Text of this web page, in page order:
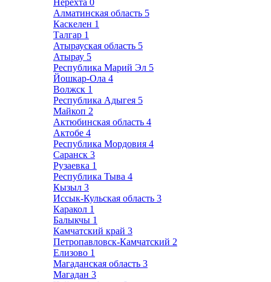
Нерехта 0
Алматинская область 5
Каскелен 1
Талгар 1
Атырауская область 5
Атырау 5
Республика Марий Эл 5
Йошкар-Ола 4
Волжск 1
Республика Адыгея 5
Майкоп 2
Актюбинская область 4
Актобе 4
Республика Мордовия 4
Саранск 3
Рузаевка 1
Республика Тыва 4
Кызыл 3
Иссык-Кульская область 3
Каракол 1
Балыкчы 1
Камчатский край 3
Петропавловск-Камчатский 2
Елизово 1
Магаданская область 3
Магадан 3